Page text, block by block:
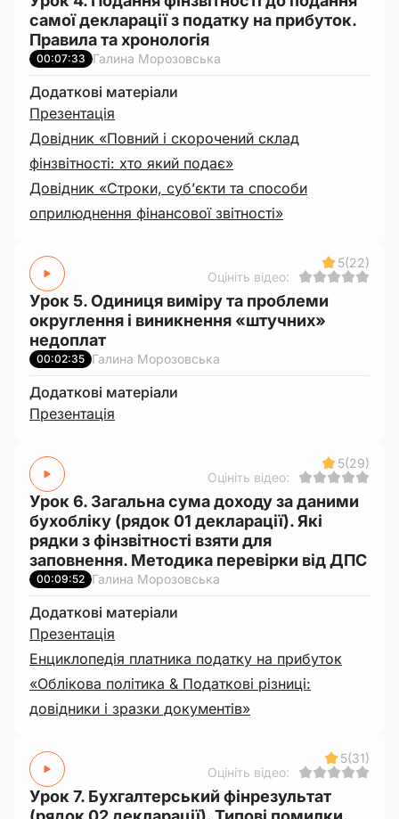
самої декларації з податку на прибуток.
Правила та хронологія
00:07:33 Галина Морозовська
Додаткові матеріали
Презентація
Довідник «Повний і скорочений склад
фінзвітності: хто який подає»
Довідник «Строки, суб’єкти та способи
оприлюднення фінансової звітності»
5(22)
Оцініть відео:
Урок 5. Одиниця виміру та проблеми
округлення і виникнення «штучних»
недоплат
00:02:35 Галина Морозовська
Додаткові матеріали
Презентація
5(29)
Оцініть відео:
Урок 6. Загальна сума доходу за даними
бухобліку (рядок 01 декларації). Які
рядки з фінзвітності взяти для
заповнення. Методика перевірки від ДПС
00:09:52 Галина Морозовська
Додаткові матеріали
Презентація
Енциклопедія платника податку на прибуток
«Облікова політика & Податкові різниці:
довідники і зразки документів»
5(31)
Оцініть відео:
Урок 7. Бухгалтерський фінрезультат